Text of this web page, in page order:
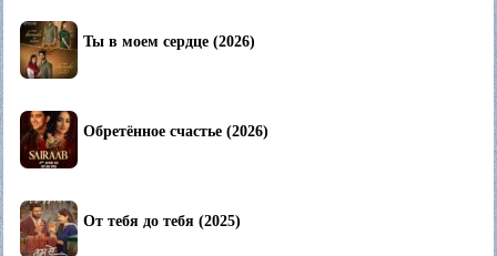
Ты в моем сердце (2026)
Обретённое счастье (2026)
От тебя до тебя (2025)